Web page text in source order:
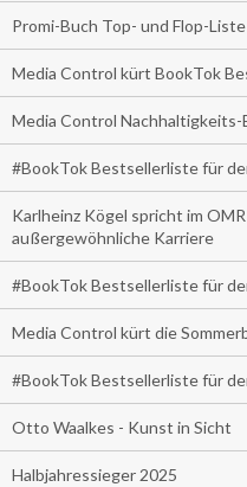
Promi-Buch Top- und Flop-Liste
Media Control kürt BookTok
Media Control
#BookTok Bestsellerliste für
Karlheinz Kögel spricht im
außergewöhnliche Karriere
#BookTok Bestsellerliste für
Media Control kürt die
#BookTok Bestsellerliste für
Otto Waalkes - Kunst in Sicht
Halbjahressieger 2025